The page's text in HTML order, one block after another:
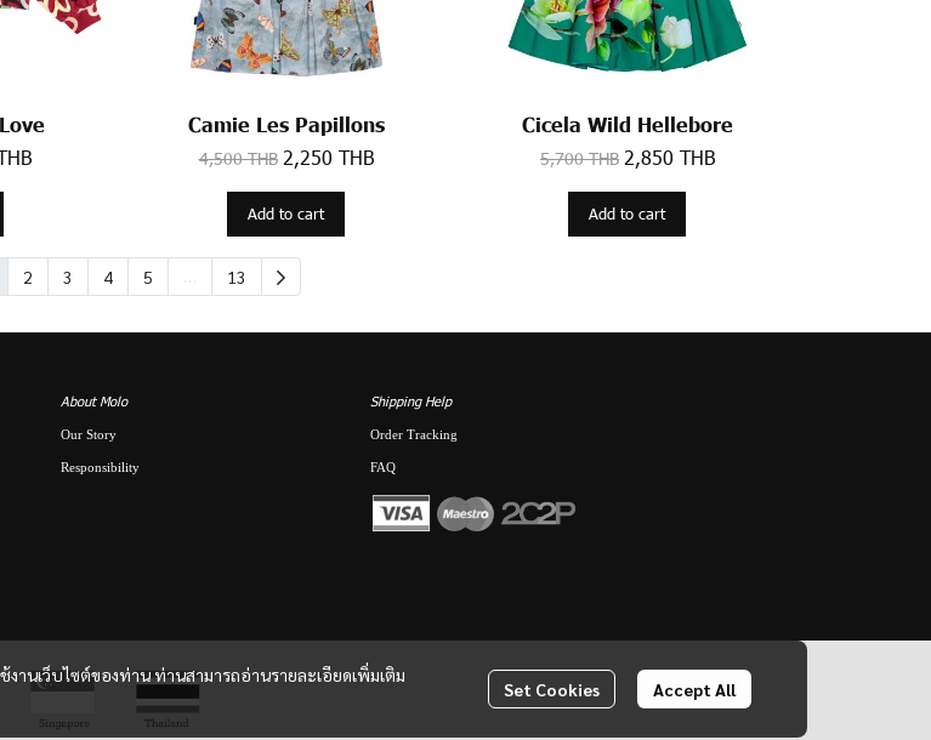
Camie Les Papillons
4,500 THB 2,250 THB
Add to cart
Cicela Wild Hellebore
5,700 THB 2,850 THB
Add to cart
2 3 4 5 13
นเว็บไซต์ของท่าน ท่านสามารถอ่านรายละเอียดเพิ่มเติม
Set Cookies Accept All
About Molo
Our Story
Responsibility
Shipping Help
Order Tracking
FAQ